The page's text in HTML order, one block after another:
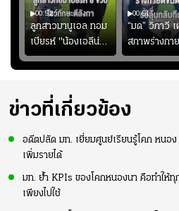
00:52
ลูกสาวมานูเอล ทอม
เบียรห์ "น้องเอลีน่า"
วัย 8 ขวบ โชว์ตี
ลังกาสุดพริ้ว
00:51
“มด” วิภาวี
สภาพร่างกา
อย่างต่อเนื่อ
พยายามลงส
ความมั่นใจ
ข่าวที่เกี่ยวข้อง
อดีตปลัด มท. เยี่ยมศูนย์เรียนรู้โคก หนอ
เพิ่มรายได้
มท. ย้ำ KPIs ของโคกหนองนา คือทำให้
เพียงไปใช้